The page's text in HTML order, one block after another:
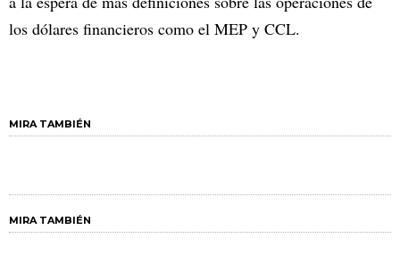
los dólares financieros como el MEP y CCL.
MIRA TAMBIÉN
MIRA TAMBIÉN